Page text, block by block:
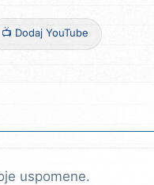
📺 Dodaj YouTube
uspomene.